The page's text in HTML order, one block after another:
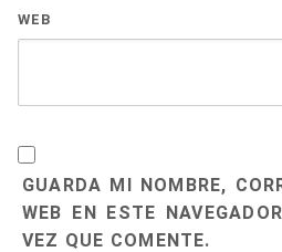
WEB
GUARDA MI NOMBRE,
WEB EN ESTE
VEZ QUE COMENTE.